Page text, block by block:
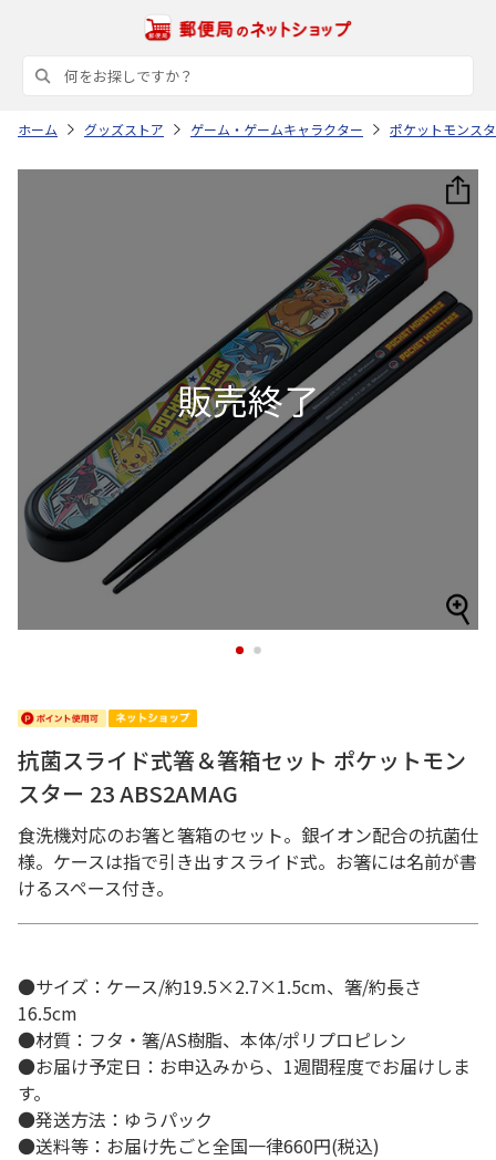
ホーム グッズストア ゲーム・ゲームキャラクター ポケットモンス
1 2
抗菌スライド式箸＆箸箱セット ポケットモン
スター 23 ABS2AMAG
食洗機対応のお箸と箸箱のセット。銀イオン配合の抗菌仕
様。ケースは指で引き出すスライド式。お箸には名前が書
けるスペース付き。
●サイズ：ケース/約19.5×2.7×1.5cm、箸/約長さ
16.5cm
●材質：フタ・箸/AS樹脂、本体/ポリプロピレン
●お届け予定日：お申込みから、1週間程度でお届けしま
す。
●発送方法：ゆうパック
●送料等：お届け先ごと全国一律660円(税込)